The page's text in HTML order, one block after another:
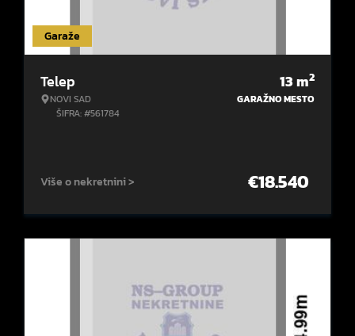
Garaže
Telep
NOVI SAD
ŠIFRA: #561784
13m2
GARAŽNO MESTO
Više o nekretnini > €18.540